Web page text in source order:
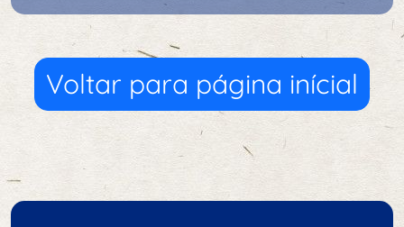
Voltar para página inícial